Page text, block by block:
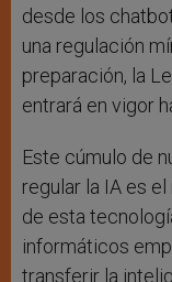
desde los
una regulación
preparación, la
entrará en vigor
Este cúmulo de
regular la IA es
de esta
informáticos
transferir la